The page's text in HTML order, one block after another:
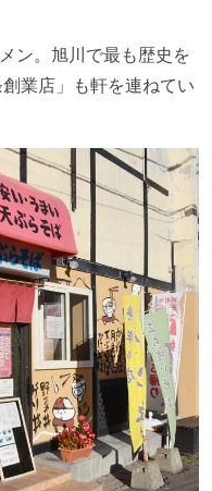
ン。旭川で最も歴史を
業店」も軒を連ねてい